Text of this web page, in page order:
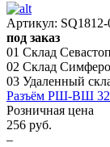
Артикул: SQ1812-
под заказ
01 Склад
02 Склад
03 Удаленный
Разъём РШ-ВШ
Розничная цена
256 руб.
–